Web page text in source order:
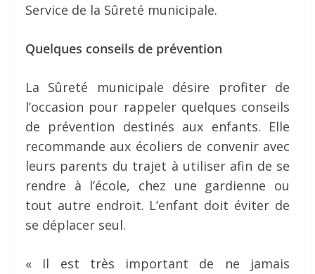
Service de la Sûreté municipale.
Quelques conseils de prévention
La Sûreté municipale désire profiter de
l’occasion pour rappeler quelques conseils
de prévention destinés aux enfants. Elle
recommande aux écoliers de convenir avec
leurs parents du trajet à utiliser afin de se
rendre à l’école, chez une gardienne ou
tout autre endroit. L’enfant doit éviter de
se déplacer seul.
« Il est très important de ne jamais